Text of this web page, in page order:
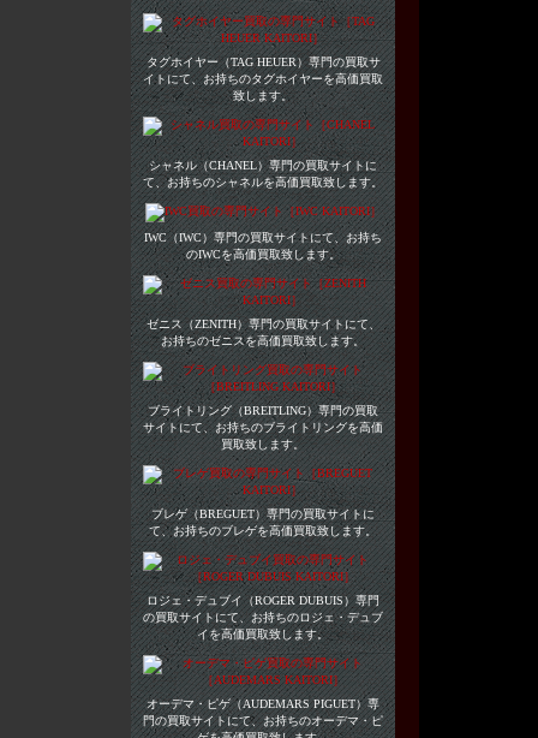
タグホイヤー（TAG HEUER）専門の買取サ
イトにて、お持ちのタグホイヤーを高価買取
致します。
シャネル（CHANEL）専門の買取サイトに
て、お持ちのシャネルを高価買取致します。
IWC（IWC）専門の買取サイトにて、お持ち
のIWCを高価買取致します。
ゼニス（ZENITH）専門の買取サイトにて、
お持ちのゼニスを高価買取致します。
ブライトリング（BREITLING）専門の買取
サイトにて、お持ちのブライトリングを高価
買取致します。
ブレゲ（BREGUET）専門の買取サイトに
て、お持ちのブレゲを高価買取致します。
ロジェ・デュブイ（ROGER DUBUIS）専門
の買取サイトにて、お持ちのロジェ・デュブ
イを高価買取致します。
オーデマ・ピゲ（AUDEMARS PIGUET）専
門の買取サイトにて、お持ちのオーデマ・ピ